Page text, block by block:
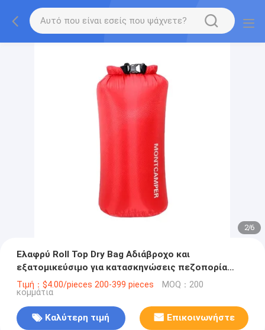
2/6
Ελαφρύ Roll Top Dry Bag Αδιάβροχο και
εξατομικεύσιμο για κατασκηνώσεις πεζοπορία
Σχεδίαση
Τιμή：$4.00/pieces 200-399 pieces MOQ：200
κομμάτια
Καλύτερη τιμή Επικοινωνήστε